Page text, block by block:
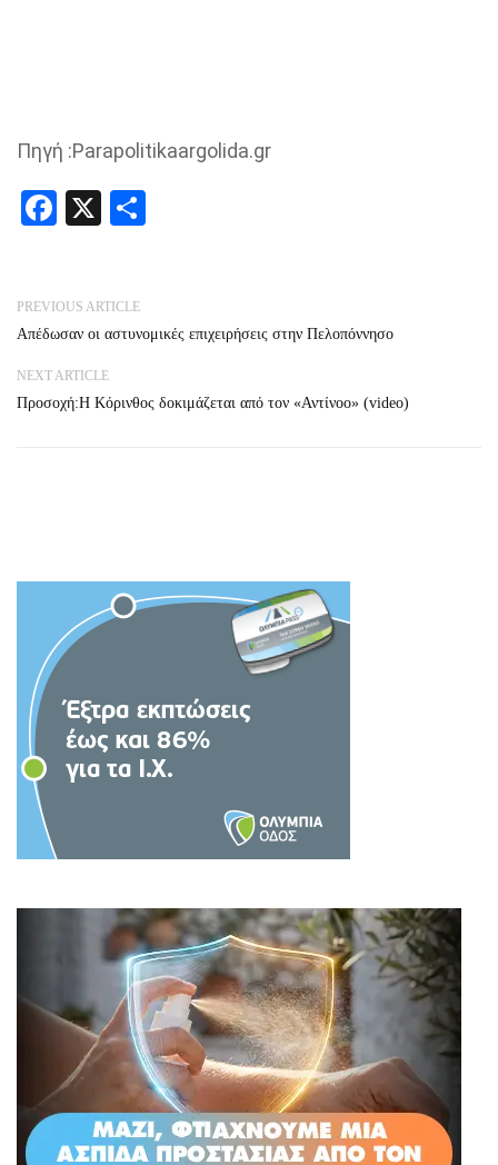
Πηγή :Parapolitikaargolida.gr
Facebook
X
PREVIOUS ARTICLE
Απέδωσαν οι αστυνομικές επιχειρήσεις στην Πελοπόννησο
NEXT ARTICLE
Προσοχή:Η Κόρινθος δοκιμάζεται από τον «Αντίνοο» (video)